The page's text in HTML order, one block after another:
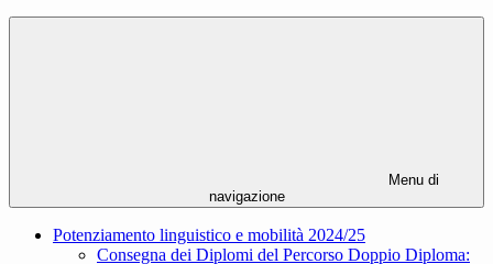
Menu di
navigazione
Potenziamento linguistico e mobilità 2024/25
Consegna dei Diplomi del Percorso Doppio Diploma: